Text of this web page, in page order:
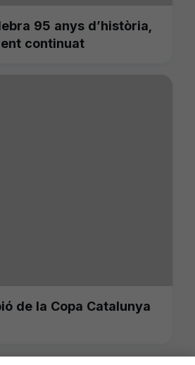
95 anys d’història,
continuat
de la Copa Catalunya